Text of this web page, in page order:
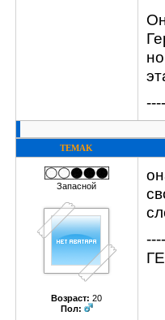
TEMAK
Запасной
Возраст: 20
Пол: